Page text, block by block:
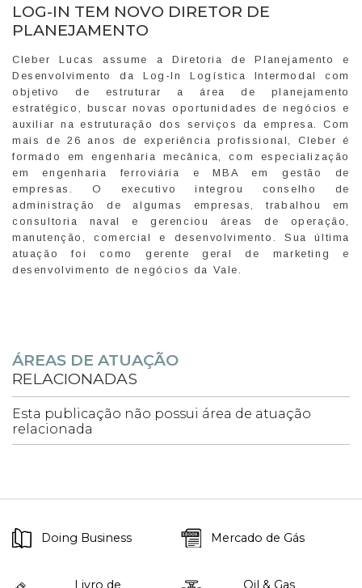
LOG-IN TEM NOVO DIRETOR DE
PLANEJAMENTO
Cleber Lucas assume a Diretoria de Planejamento e
Desenvolvimento da Log-In Logística Intermodal com
objetivo de estruturar a área de planejamento
estratégico, buscar novas oportunidades de negócios e
auxiliar na estruturação dos serviços da empresa. Com
mais de 26 anos de experiência profissional, Cleber é
formado em engenharia mecânica, com especialização
em engenharia ferroviária e MBA em gestão de
empresas. O executivo integrou conselho de
administração de algumas empresas, trabalhou em
consultoria naval e gerenciou áreas de operação,
manutenção, comercial e desenvolvimento. Sua última
atuação foi como gerente geral de marketing e
desenvolvimento de negócios da Vale.
ÁREAS DE ATUAÇÃO
RELACIONADAS
Esta publicação não possui área de atuação
relacionada
Doing Business Mercado de Gás
Livro de Oil & Gas